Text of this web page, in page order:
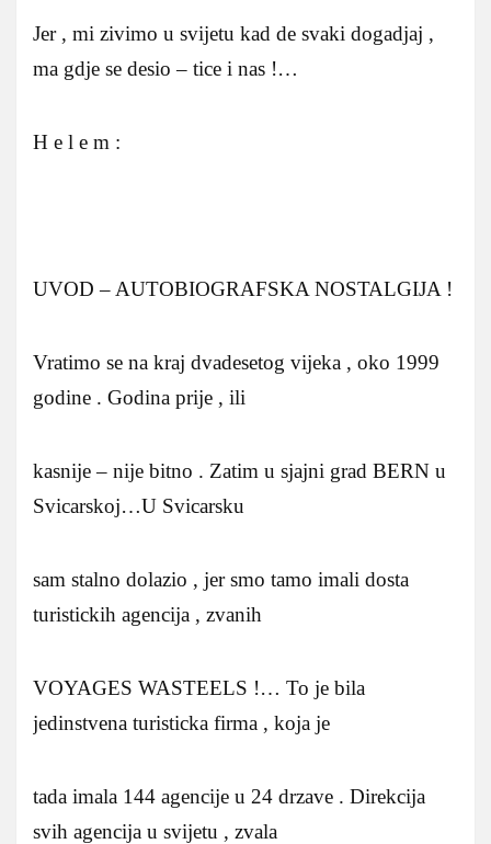
Jer , mi zivimo u svijetu kad de svaki dogadjaj ,
ma gdje se desio – tice i nas !…
H e l e m :
UVOD – AUTOBIOGRAFSKA NOSTALGIJA !
Vratimo se na kraj dvadesetog vijeka , oko 1999
godine . Godina prije , ili
kasnije – nije bitno . Zatim u sjajni grad BERN u
Svicarskoj…U Svicarsku
sam stalno dolazio , jer smo tamo imali dosta
turistickih agencija , zvanih
VOYAGES WASTEELS !… To je bila
jedinstvena turisticka firma , koja je
tada imala 144 agencije u 24 drzave . Direkcija
svih agencija u svijetu , zvala